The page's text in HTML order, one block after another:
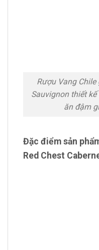
Rượu Vang Chile
Sauvignon thiết
ăn đậm
Đặc điểm sản
Red Chest